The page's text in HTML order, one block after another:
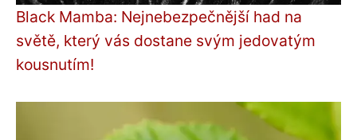
Black Mamba: Nejnebezpečnější had na
světě, který vás dostane svým jedovatým
kousnutím!